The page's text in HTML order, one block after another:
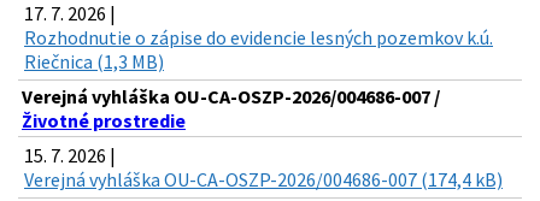
17. 7. 2026 |
Rozhodnutie o zápise do evidencie lesných pozemkov k.ú.
Riečnica (1,3 MB)
Verejná vyhláška OU-CA-OSZP-2026/004686-007 /
Životné prostredie
15. 7. 2026 |
Verejná vyhláška OU-CA-OSZP-2026/004686-007 (174,4 kB)